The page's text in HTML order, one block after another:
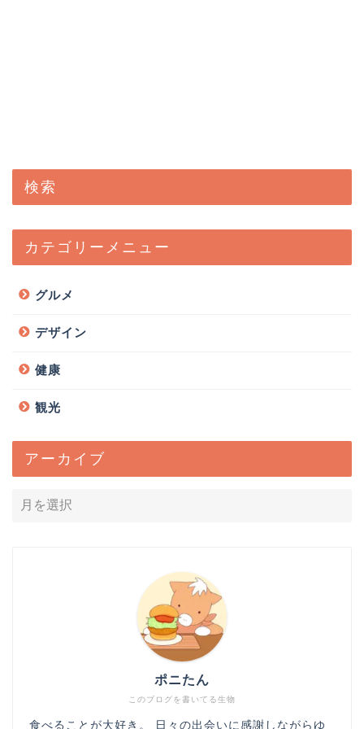
検索
カテゴリーメニュー
グルメ
デザイン
健康
観光
アーカイブ
このブログを書いてる生物
ポニたん
食べることが大好き。 日々の出会いに感謝しながらゆ